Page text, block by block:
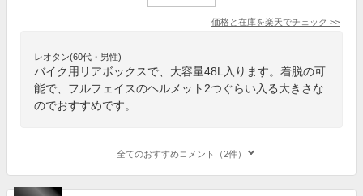
価格と在庫を楽天でチェック >>
レオタン(60代・男性)
バイク用リアボックスで、大容量48L入ります。着脱の可
能で、フルフェイスのヘルメット2つぐらい入る大きさな
のでおすすめです。
全てのおすすめコメント（2件）